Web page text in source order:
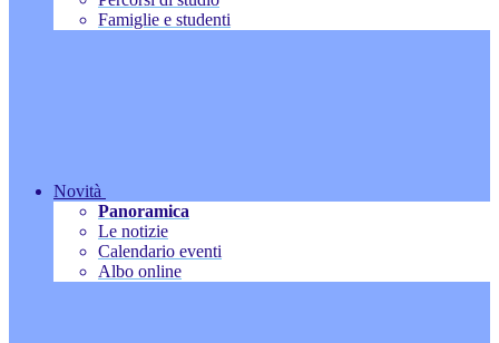
Famiglie e studenti
Novità
Panoramica
Le notizie
Calendario eventi
Albo online